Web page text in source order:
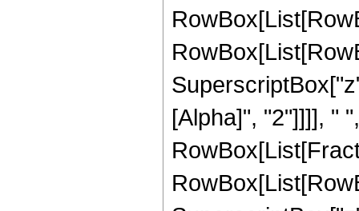
[Alpha]", "2"]]]], "